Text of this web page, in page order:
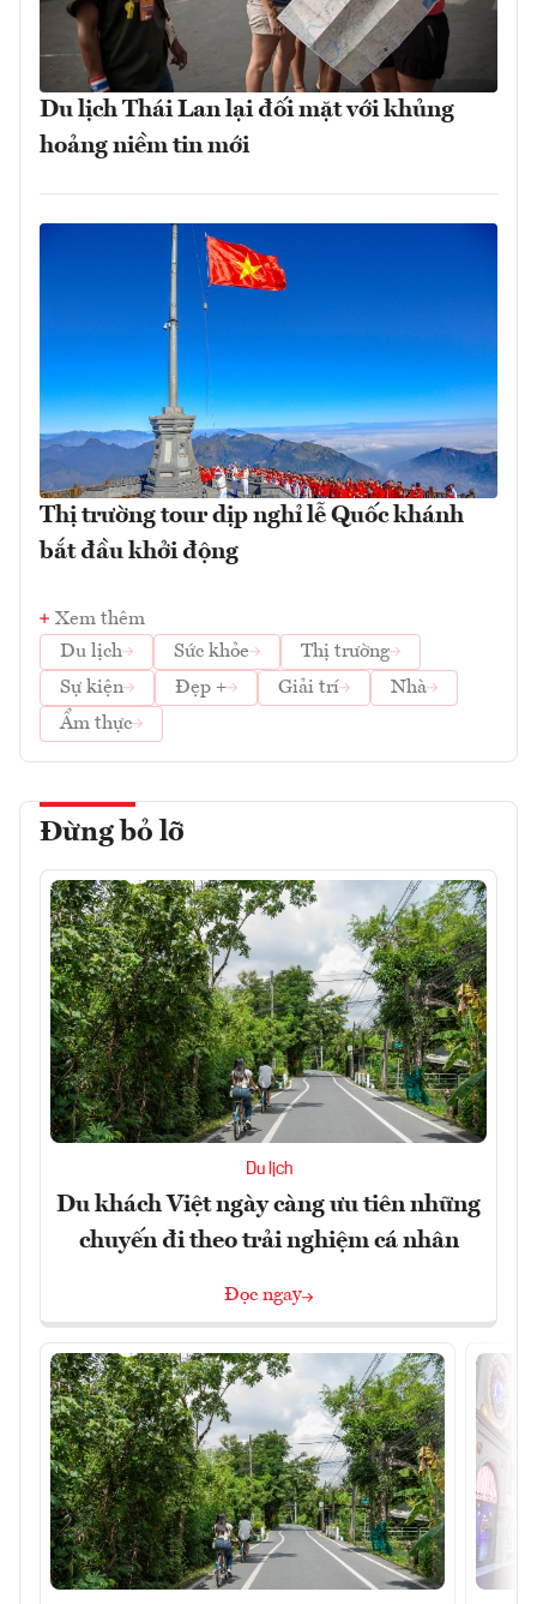
Du lịch Thái Lan lại đối mặt với khủng
hoảng niềm tin mới
Thị trường tour dịp nghỉ lễ Quốc khánh
bắt đầu khởi động
Xem thêm
Du lịch
Sức khỏe
Thị trường
Sự kiện
Đẹp + Giải trí
Nhà
Ẩm thực
Đừng bỏ lỡ
Du lịch
Du khách Việt ngày càng ưu tiên những
chuyến đi theo trải nghiệm cá nhân
Đọc ngay